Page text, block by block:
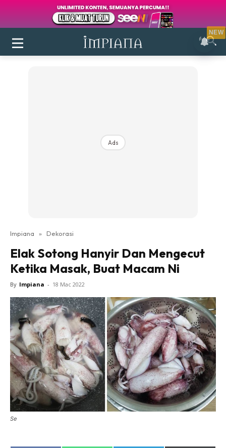
Login|Register
Ruang Makan
Ruang Tamu
Direktori
Interior Design
Landskap
DIY
Bilik Air
Bilik Tidur
Dapur
Ruang Makan
Make Over
Bilik Air
Ads
Impiana » Dekorasi
Elak Sotong Hanyir Dan Mengecut
Ketika Masak, Buat Macam Ni
By Impiana - 18 Mac 2022
Se
NEW